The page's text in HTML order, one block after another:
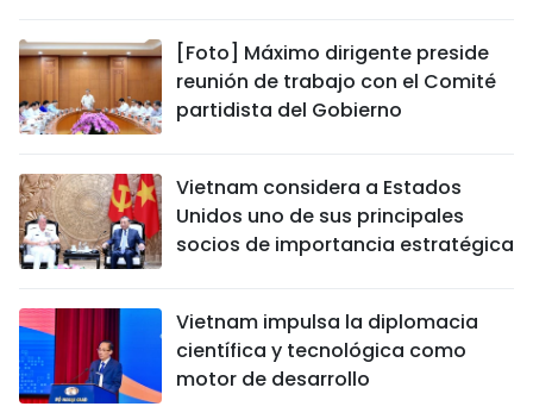
[Foto] Máximo dirigente preside
reunión de trabajo con el Comité
partidista del Gobierno
Vietnam considera a Estados
Unidos uno de sus principales
socios de importancia estratégica
Vietnam impulsa la diplomacia
científica y tecnológica como
motor de desarrollo